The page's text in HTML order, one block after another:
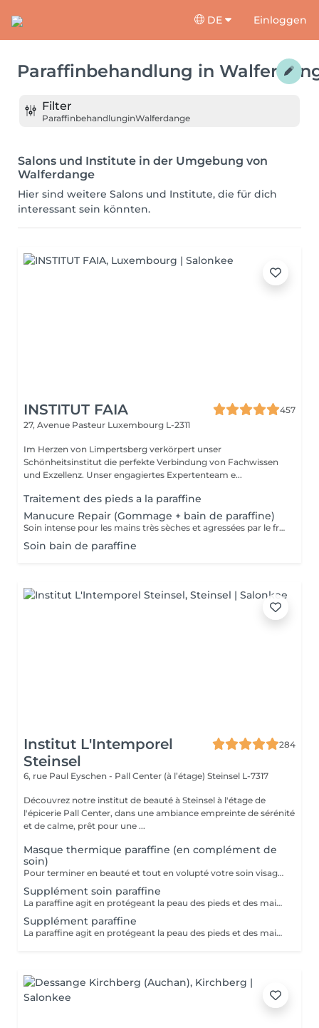
DE Einloggen
Paraffinbehandlung in
Filter
ParaffinbehandlunginWalferdange
Salons und Institute in der Umgebung von
Walferdange
Hier sind weitere Salons und Institute, die für dich
interessant sein könnten.
INSTITUT FAIA
457
27, Avenue Pasteur Luxembourg L-2311
Im Herzen von Limpertsberg verkörpert unser
Schönheitsinstitut die perfekte Verbindung von Fachwissen
und Exzellenz. Unser engagiertes Expertenteam e...
Traitement des pieds a la paraffine
Manucure Repair (Gommage + bain de paraffine)
Soin intense pour les mains très sèches et agressées par le froid ou les produits. Comprend le limage des ongles, la pousse et la coupe des cuticules, gommage, masque à la paraffine de 10 minutes et massage avec une crème de soin. Application d'une base transparente si désirée.
Soin bain de paraffine
Institut L'Intemporel
Steinsel
284
6, rue Paul Eyschen - Pall Center (à l’étage) Steinsel L-7317
Découvrez notre institut de beauté à Steinsel à l'étage de
l'épicerie Pall Center, dans une ambiance empreinte de sérénité
et de calme, prêt pour une ...
Masque thermique paraffine (en complément de
soin)
Pour terminer en beauté et tout en volupté votre soin visage, nous vous proposons le 'double masque '. Cela consiste en une application d'un masque crème bourré d'actifs hydratants/régénérants/anti-âge ou anti-oxydants suivi d'un bain de paraffine tiède. Ceci permet la pénétration intégrale du masque crème grâce à la chaleur de la paraffine et une fin de soin en douceur grâce aux actifs de la paraffine adoucissants et calmants. Une véritable invitation à la détente.
Supplément soin paraffine
La paraffine agit en protégeant la peau des pieds et des mains contre les agressions extérieures. Sa capacité de rétention d'eau favorise l'hydratation de la peau. Le traitement à la paraffine est idéal pour avoir des membres lisses. En effet, ce produit procure un effet rajeunissant à la peau, en plus de l'adoucir. Uniquement avec un service de manucurie effectué à l'institut le même jour
Supplément paraffine
La paraffine agit en protégeant la peau des pieds et des mains contre les agressions extérieures. Sa capacité de rétention d'eau favorise l'hydratation de la peau. Le traitement à la paraffine est idéal pour avoir des membres lisses. En effet, ce produit procure un effet rajeunissant à la peau, en plus de l'adoucir. Uniquement avec un service de beauté des pieds ou de pédicurie effectué à l'institut le même jour